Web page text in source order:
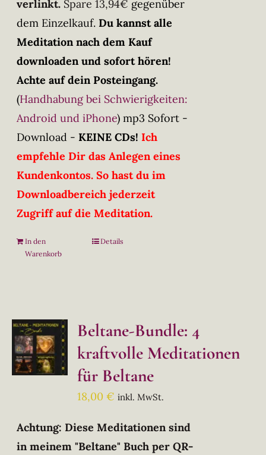
verlinkt. Spare 13,94€ gegenüber
dem Einzelkauf. Du kannst alle
Meditation nach dem Kauf
downloaden und sofort hören!
Achte auf dein Posteingang.
(Handhabung bei Schwierigkeiten:
Android und iPhone) mp3 Sofort -
Download - KEINE CDs! Ich
empfehle Dir das Anlegen eines
Kundenkontos. So hast du im
Downloadbereich jederzeit
Zugriff auf die Meditation.
In den
Warenkorb
Details
Beltane-Bundle: 4
kraftvolle Meditationen
für Beltane
18,00€ inkl. MwSt.
Achtung: Diese Meditationen sind
in meinem "Beltane" Buch per QR-